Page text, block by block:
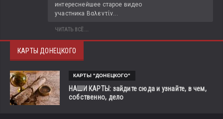
интереснейшее старое видео
участника Βαλεντίν...
ЧИТАТЬ ВСЁ...
КАРТЫ ДОНЕЦКОГО
КАРТЫ "ДОНЕЦКОГО"
НАШИ КАРТЫ: зайдите сюда и узнайте, в чем,
собственно, дело